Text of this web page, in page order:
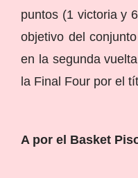
puntos (1 victoria y
objetivo del
en la segunda
la Final Four por el
A por el Basket